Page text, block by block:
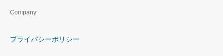
Company
プライバシーポリシー